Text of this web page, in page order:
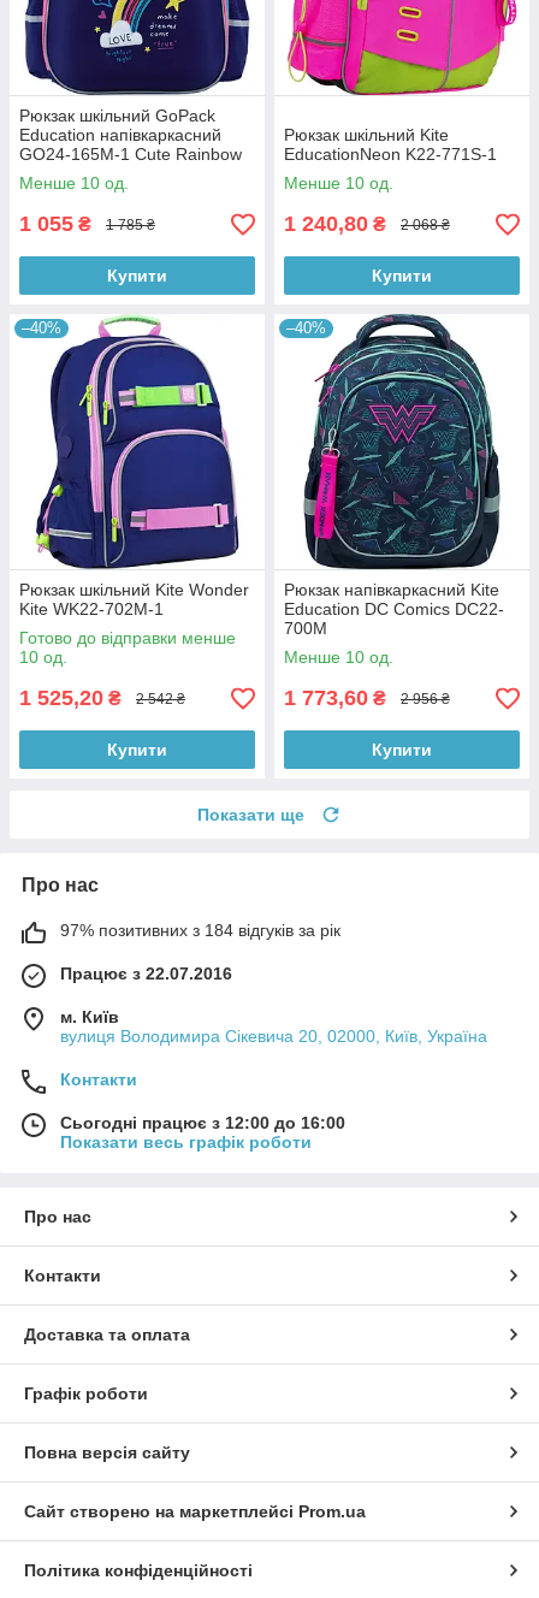
Рюкзак шкільний GoPack
Education напівкаркасний
GO24-165M-1 Cute Rainbow
Менше 10 од.
1 055 ₴ 1 785 ₴
Купити
Рюкзак шкільний Kite
EducationNeon K22-771S-1
Менше 10 од.
1 240,80 ₴ 2 068 ₴
Купити
–40%
Рюкзак шкільний Kite Wonder
Kite WK22-702M-1
Готово до відправки менше
10 од.
1 525,20 ₴ 2 542 ₴
Купити
–40%
Рюкзак напівкаркасний Kite
Education DC Comics DC22-
700M
Менше 10 од.
1 773,60 ₴ 2 956 ₴
Купити
Показати ще
Про нас
97% позитивних з 184 відгуків за рік
Працює з 22.07.2016
м. Київ
вулиця Володимира Сікевича 20, 02000, Київ, Україна
Контакти
Сьогодні працює з 12:00 до 16:00
Показати весь графік роботи
Про нас
Контакти
Доставка та оплата
Графік роботи
Повна версія сайту
Сайт створено на маркетплейсі Prom.ua
Політика конфіденційності